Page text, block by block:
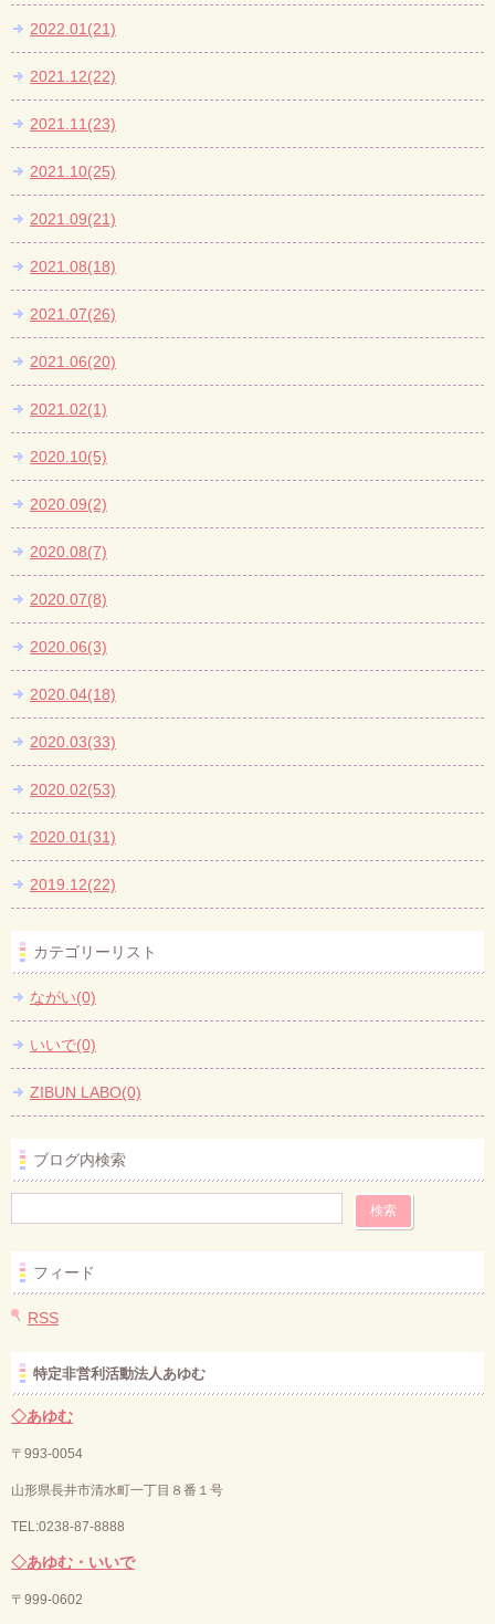
2022.01(21)
2021.12(22)
2021.11(23)
2021.10(25)
2021.09(21)
2021.08(18)
2021.07(26)
2021.06(20)
2021.02(1)
2020.10(5)
2020.09(2)
2020.08(7)
2020.07(8)
2020.06(3)
2020.04(18)
2020.03(33)
2020.02(53)
2020.01(31)
2019.12(22)
カテゴリーリスト
ながい(0)
いいで(0)
ZIBUN LABO(0)
ブログ内検索
フィード
RSS
特定非営利活動法人あゆむ
◇あゆむ
〒993-0054
山形県長井市清水町一丁目８番１号
TEL:0238-87-8888
◇あゆむ・いいで
〒 999-0602